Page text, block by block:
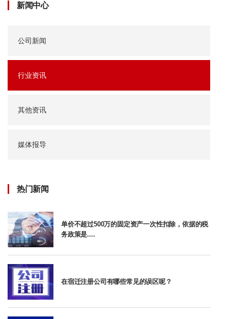
新闻中心
公司新闻
行业资讯
其他资讯
媒体报导
热门新闻
单价不超过500万的固定资产一次性扣除，依据的税
务政策是....
在宿迁注册公司有哪些常见的误区呢？